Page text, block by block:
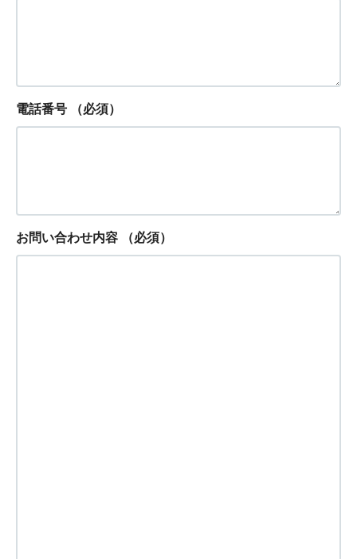
電話番号 （必須）
お問い合わせ内容 （必須）